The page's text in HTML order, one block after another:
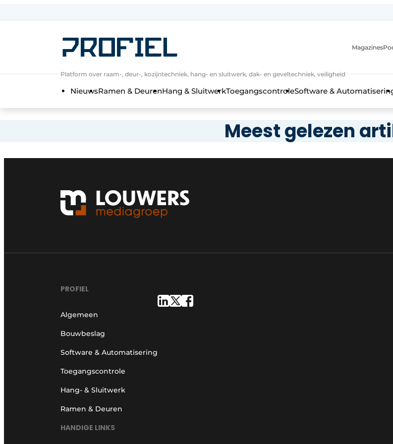
Algemene voorwaarden
Profiel | Platform over raam-, deur-, kozijntechniek, hang- en sluitwerk, dak- en
Uitnodiging Rondetafelgesprek – 20 jaar Profiel
Platform over raam-, deur-, kozijntechniek, hang- en sluitwerk, dak- en geveltechniek, veiligheid
Magazines
NieuwsRamen & DeurenHang & SluitwerkToegangscontroleSoftware &
Meest gelezen
PROFIEL
Algemeen
Bouwbeslag
Software & Automatisering
Toegangscontrole
Hang- & Sluitwerk
Ramen & Deuren
HANDIGE LINKS